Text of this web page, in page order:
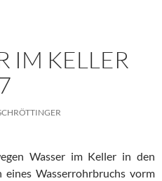
IM KELLER
Wasser im Keller in den
eines Wasserrohrbruchs vorm